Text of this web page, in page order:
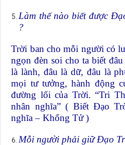
Làm thế nào biết được
?
Trời ban cho mỗi người có
ngọn đèn soi cho ta biết
là lành, đâu là dữ, đâu là
mọi tư tưởng, hành động
đường lối của Trời. “Tri
nhân nghĩa” ( Biết Đạo
nghĩa – Khổng Tử )
Mỗi người phải giữ Đạo